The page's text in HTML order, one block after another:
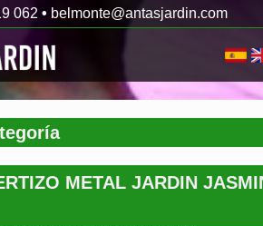
062 • belmonte@antasjardin.com
METAL JARDIN